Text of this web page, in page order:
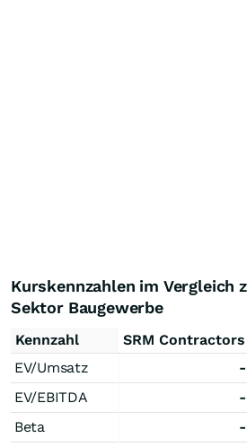
Kurskennzahlen im Vergleich
Sektor Baugewerbe
Kennzahl SRM Contractors
EV/Umsatz
-
EV/EBITDA
-
Beta
-